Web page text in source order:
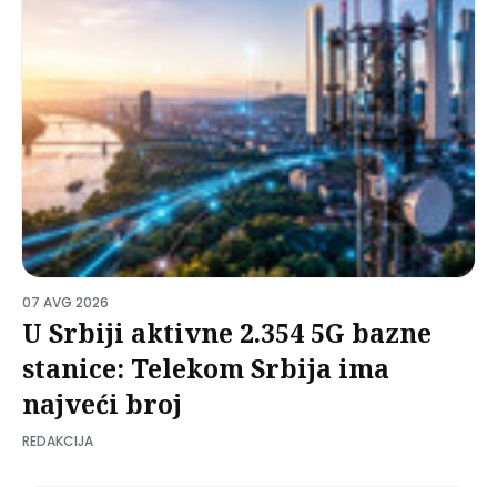
07 AVG 2026
U Srbiji aktivne 2.354 5G bazne
stanice: Telekom Srbija ima
najveći broj
REDAKCIJA